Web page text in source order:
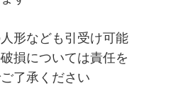
形なども引受け可能
損については責任を
了承ください